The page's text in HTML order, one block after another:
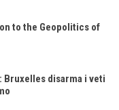
to the Geopolitics of
Bruxelles disarma i veti